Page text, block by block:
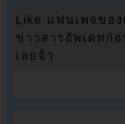
Like แฟนเพจของ
ข่าวสารอัพเดทก่
เลยจ้า